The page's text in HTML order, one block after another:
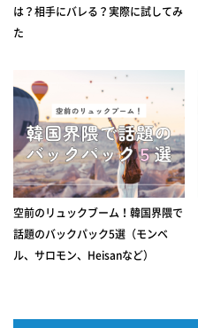
は？相手にバレる？実際に試してみ
た
空前のリュックブーム！韓国界隈で
話題のバックパック5選（モンベ
ル、サロモン、Heisanなど）